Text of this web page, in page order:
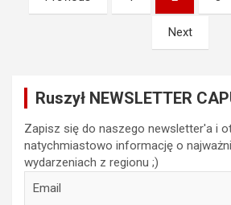
wpisów
Next
Ruszył NEWSLETTER
Zapisz się do naszego newsletter'a i
natychmiastowo informację o
wydarzeniach z regionu ;)